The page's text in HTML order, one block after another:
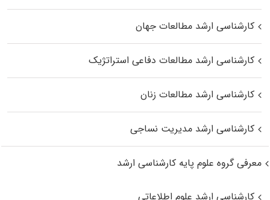
کارشناسی ارشد مطالعات جهان
کارشناسی ارشد مطالعات دفاعی استراتژیک
کارشناسی ارشد مطالعات زنان
کارشناسی ارشد مدیریت نساجی
معرفی گروه علوم پایه کارشناسی ارشد
کارشناسی ارشد علوم اطلاعاتی